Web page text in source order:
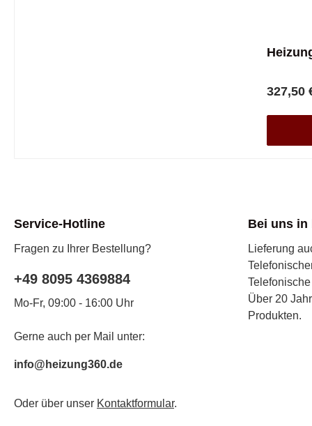
327,50
Service-Hotline
Fragen zu Ihrer Bestellung?
+49 8095 4369884
Mo-Fr, 09:00 - 16:00 Uhr
Gerne auch per Mail unter:
info@heizung360.de
Oder über unser Kontaktformular.
Bei uns in
Lieferung
Über 20
Produkten.